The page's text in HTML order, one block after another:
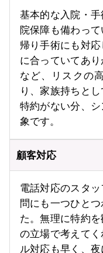
基本的な入院・
院保障も備わっ
帰り手術にも対
に合っていてあ
など、リスクの
り、家族持ちと
特約がない分、
象です。
顧客対応
電話対応のスタ
問にも一つひと
た。無理に特約
の立場で考えて
ル対応も早く、